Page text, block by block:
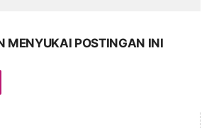
MENYUKAI POSTINGAN INI